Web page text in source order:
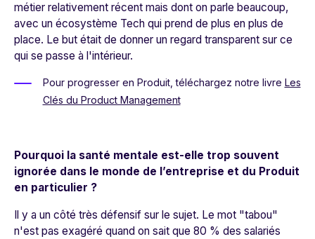
métier relativement récent mais dont on parle beaucoup,
avec un écosystème Tech qui prend de plus en plus de
place. Le but était de donner un regard transparent sur ce
qui se passe à l'intérieur.
Pour progresser en Produit, téléchargez notre livre Les
Clés du Product Management
Pourquoi la santé mentale est-elle trop souvent
ignorée dans le monde de l’entreprise et du Produit
en particulier ?
Il y a un côté très défensif sur le sujet. Le mot "tabou"
n'est pas exagéré quand on sait que 80 % des salariés